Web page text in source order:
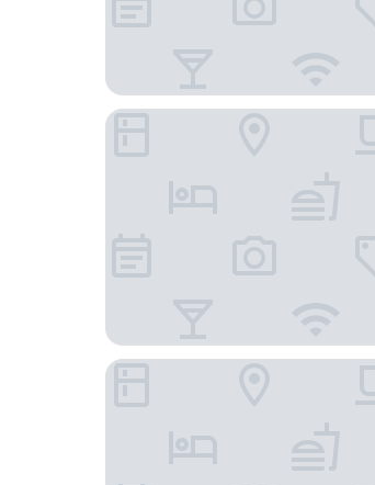
吉祥寺東急卓越飯店
東京卡登札飯店